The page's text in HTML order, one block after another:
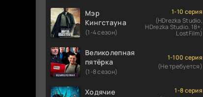
Мэр
Кингстауна
(1-4 сезон)
1-10 серия
(HDrezka Studio,
HDrezka Studio. 18+,
LostFilm)
Великолепная
пятёрка
(1-8 сезон)
1-100 серия
(Не требуется)
Ходячие
1-8 серия